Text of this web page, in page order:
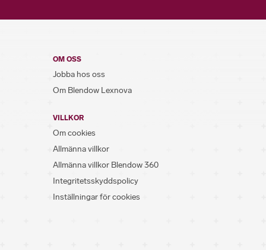
OM OSS
Jobba hos oss
Om Blendow Lexnova
VILLKOR
Om cookies
Allmänna villkor
Allmänna villkor Blendow 360
Integritetsskyddspolicy
Inställningar för cookies